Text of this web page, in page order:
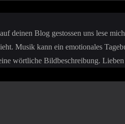
deinen Blog gestossen uns lese
Musik kann ein emotionales
wörtliche Bildbeschreibung.